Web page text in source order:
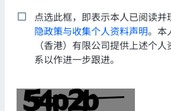
点选此框，即表示本人已阅读并
隐政策与收集个人资料声明。本
（香港）有限公司提供上述个
系以作进一步跟进。